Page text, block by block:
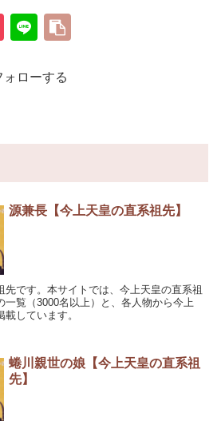
ローする
源兼長【今上天皇の直系祖先】
先です。本サイトでは、今上天皇の直系祖
一覧（3000名以上）と、各人物から今上
しています。
蜷川親世の娘【今上天皇の直系祖
先】